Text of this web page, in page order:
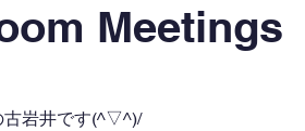
Meetings
古岩井です(^▽^)/